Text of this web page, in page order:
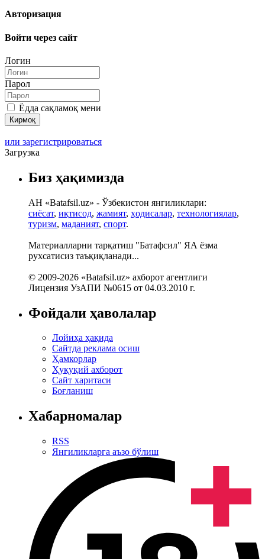
Авторизация
Войти через сайт
Логин
Парол
Ёдда сақламоқ мени
или зарегистрироваться
Загрузка
Биз ҳақимизда
АН «Batafsil.uz» - Ўзбекистон янгиликлари:
сиёсат, иқтисод, жамият, ҳодисалар, технологиялар,
туризм, маданият, спорт.
Материалларни тарқатиш "Батафсил" ЯА ёзма
рухсатисиз таъқиқланади...
© 2009-2026 «Batafsil.uz» ахборот агентлиги
Лицензия УзАПИ №0615 от 04.03.2010 г.
Фойдали ҳаволалар
Лойиҳа ҳақида
Сайтда реклама осиш
Ҳамкорлар
Ҳуқуқий ахборот
Сайт харитаси
Боғланиш
Хабарномалар
RSS
Янгиликларга аъзо бўлиш